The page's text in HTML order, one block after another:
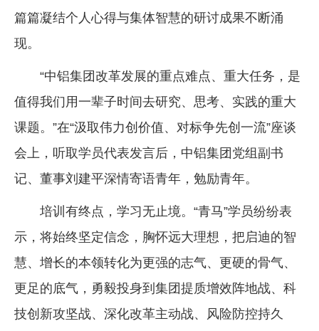
篇篇凝结个人心得与集体智慧的研讨成果不断涌
现。
“中铝集团改革发展的重点难点、重大任务，是
值得我们用一辈子时间去研究、思考、实践的重大
课题。”在“汲取伟力创价值、对标争先创一流”座谈
会上，听取学员代表发言后，中铝集团党组副书
记、董事刘建平深情寄语青年，勉励青年。
培训有终点，学习无止境。“青马”学员纷纷表
示，将始终坚定信念，胸怀远大理想，把启迪的智
慧、增长的本领转化为更强的志气、更硬的骨气、
更足的底气，勇毅投身到集团提质增效阵地战、科
技创新攻坚战、深化改革主动战、风险防控持久